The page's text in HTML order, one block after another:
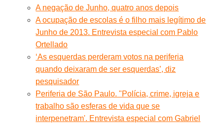
A negação de Junho, quatro anos depois
A ocupação de escolas é o filho mais legítimo de
Junho de 2013. Entrevista especial com Pablo
Ortellado
‘As esquerdas perderam votos na periferia
quando deixaram de ser esquerdas’, diz
pesquisador
Periferia de São Paulo. "Polícia, crime, igreja e
trabalho são esferas de vida que se
interpenetram'. Entrevista especial com Gabriel